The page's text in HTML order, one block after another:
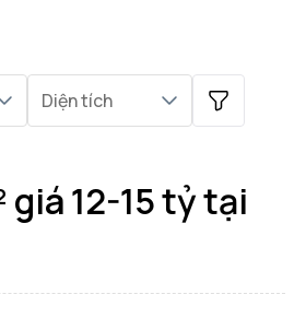
Diện tích
12-15 tỷ tại